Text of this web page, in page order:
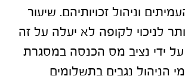
וניהול זכויותיהם. שיעור
לניכוי לקופה לא יעלה על זה
ידי נציב מס הכנסה במסגרת
הניהול נגבים בתשלומים